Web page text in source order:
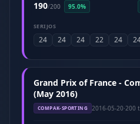
190/200 95.0%
SERIJOS
24 24 24 22 24
Grand Prix of France -
(May 2016)
COMPAK-SPORTING 2016-05-20·200